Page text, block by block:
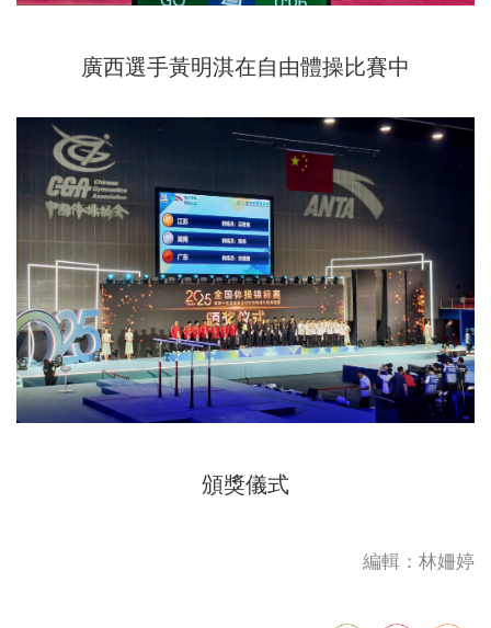
廣西選手黃明淇在自由體操比賽中
頒獎儀式
編輯：林姍婷